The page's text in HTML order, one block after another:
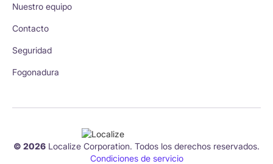
Nuestro equipo
Contacto
Seguridad
Fogonadura
© 2026 Localize Corporation. Todos los derechos reservados.
Condiciones de servicio